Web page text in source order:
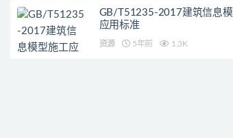
GB/T51235-2017建筑信息
应用标准
资源 5年前 1.3K